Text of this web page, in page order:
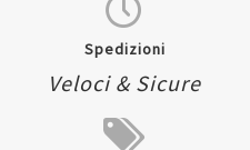
Spedizioni
Veloci & Sicure